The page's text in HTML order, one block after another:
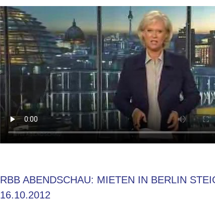
RBB ABENDSCHAU: MIETEN IN BERLIN
16.10.2012